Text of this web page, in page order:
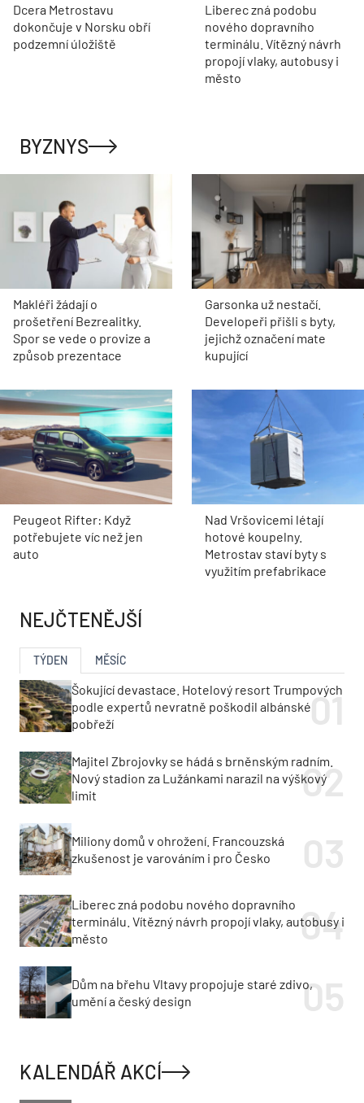
Dcera Metrostavu
dokončuje v Norsku obří
podzemní úložiště
Liberec zná podobu
nového dopravního
terminálu. Vítězný návrh
propojí vlaky, autobusy i
město
BYZNYS
Makléři žádají o
prošetření Bezrealitky.
Spor se vede o provize a
způsob prezentace
Garsonka už nestačí.
Developeři přišli s byty,
jejichž označení mate
kupující
Peugeot Rifter: Když
potřebujete víc než jen
auto
Nad Vršovicemi létají
hotové koupelny.
Metrostav staví byty s
využitím prefabrikace
NEJČTENĚJŠÍ
TÝDEN MĚSÍC
Šokující devastace. Hotelový resort Trumpových
podle expertů nevratně poškodil albánské
pobřeží
Majitel Zbrojovky se hádá s brněnským radním.
Nový stadion za Lužánkami narazil na výškový
limit
Miliony domů v ohrožení. Francouzská
zkušenost je varováním i pro Česko
Liberec zná podobu nového dopravního
terminálu. Vítězný návrh propojí vlaky, autobusy i
město
Dům na břehu Vltavy propojuje staré zdivo,
umění a český design
KALENDÁŘ AKCÍ